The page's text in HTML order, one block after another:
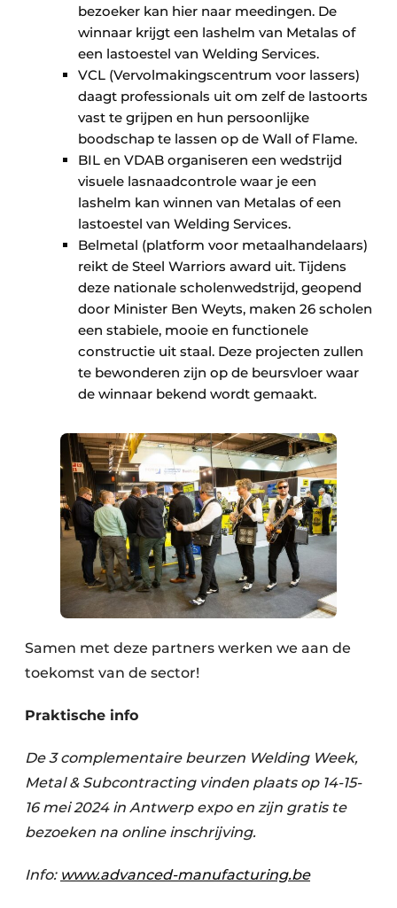
bezoeker kan hier naar meedingen. De
winnaar krijgt een lashelm van Metalas of
een lastoestel van Welding Services.
VCL (Vervolmakingscentrum voor lassers)
daagt professionals uit om zelf de lastoorts
vast te grijpen en hun persoonlijke
boodschap te lassen op de Wall of Flame.
BIL en VDAB organiseren een wedstrijd
visuele lasnaadcontrole waar je een
lashelm kan winnen van Metalas of een
lastoestel van Welding Services.
Belmetal (platform voor metaalhandelaars)
reikt de Steel Warriors award uit. Tijdens
deze nationale scholenwedstrijd, geopend
door Minister Ben Weyts, maken 26 scholen
een stabiele, mooie en functionele
constructie uit staal. Deze projecten zullen
te bewonderen zijn op de beursvloer waar
de winnaar bekend wordt gemaakt.
Samen met deze partners werken we aan de
toekomst van de sector!
Praktische info
De 3 complementaire beurzen Welding Week,
Metal & Subcontracting vinden plaats op 14-15-
16 mei 2024 in Antwerp expo en zijn gratis te
bezoeken na online inschrijving.
Info: www.advanced-manufacturing.be